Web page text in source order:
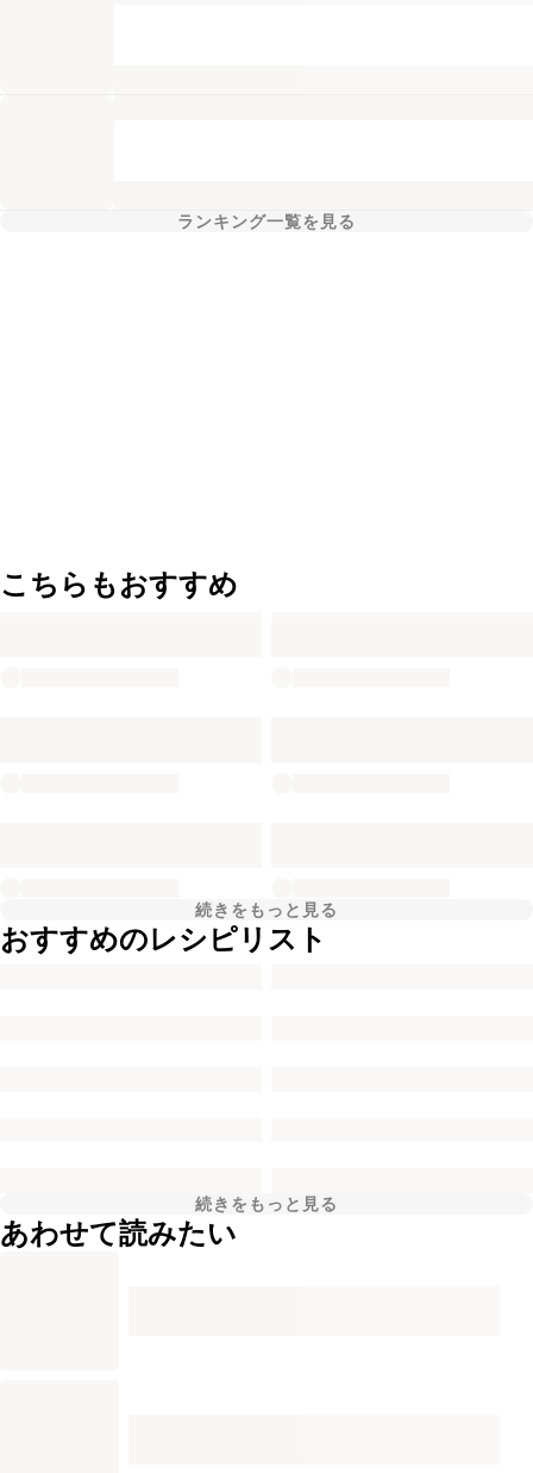
ランキング一覧を見る
こちらもおすすめ
続きをもっと見る
おすすめのレシピリスト
続きをもっと見る
あわせて読みたい